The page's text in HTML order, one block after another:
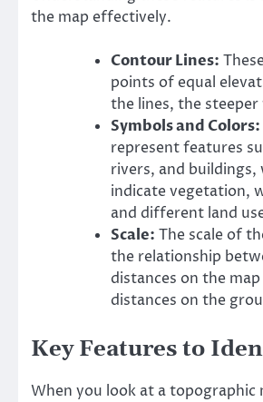
the map effectively.
Contour Lines:
points of equal
the lines, the
Symbols and Colors:
represent features
rivers, and buildings,
indicate vegetation,
and different land
Scale: The scale of
the relationship
distances on the
distances on the
Key Features to
When you look at a topographic